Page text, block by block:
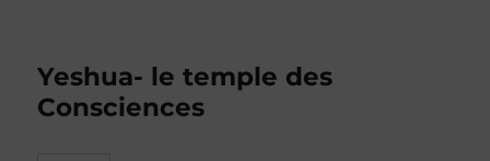
Yeshua- le temple des
Consciences